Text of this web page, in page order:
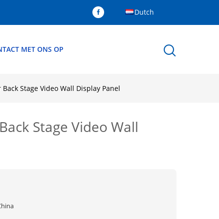
Dutch
MET ONS OP
Stage Video Wall Display Panel
Stage Video Wall